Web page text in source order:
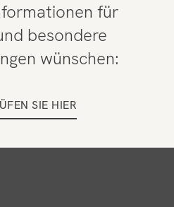
für
besondere
wünschen:
SIE HIER